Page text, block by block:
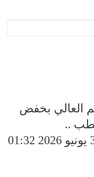
العالي بخفض
..
وتشدد...الأمس الثلاثاء، 30 يونيو 2026 01:32